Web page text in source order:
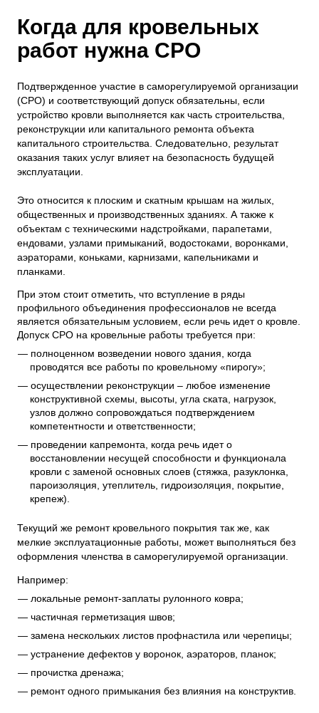
Когда для кровельных
работ нужна СРО
Подтвержденное участие в саморегулируемой организации
(СРО) и соответствующий допуск обязательны, если
устройство кровли выполняется как часть строительства,
реконструкции или капитального ремонта объекта
капитального строительства. Следовательно, результат
оказания таких услуг влияет на безопасность будущей
эксплуатации.
Это относится к плоским и скатным крышам на жилых,
общественных и производственных зданиях. А также к
объектам с техническими надстройками, парапетами,
ендовами, узлами примыканий, водостоками, воронками,
аэраторами, коньками, карнизами, капельниками и
планками.
При этом стоит отметить, что вступление в ряды
профильного объединения профессионалов не всегда
является обязательным условием, если речь идет о кровле.
Допуск СРО на кровельные работы требуется при:
полноценном возведении нового здания, когда
проводятся все работы по кровельному «пирогу»;
осуществлении реконструкции – любое изменение
конструктивной схемы, высоты, угла ската, нагрузок,
узлов должно сопровождаться подтверждением
компетентности и ответственности;
проведении капремонта, когда речь идет о
восстановлении несущей способности и функционала
кровли с заменой основных слоев (стяжка, разуклонка,
пароизоляция, утеплитель, гидроизоляция, покрытие,
крепеж).
Текущий же ремонт кровельного покрытия так же, как
мелкие эксплуатационные работы, может выполняться без
оформления членства в саморегулируемой организации.
Например:
локальные ремонт-заплаты рулонного ковра;
частичная герметизация швов;
замена нескольких листов профнастила или черепицы;
устранение дефектов у воронок, аэраторов, планок;
прочистка дренажа;
ремонт одного примыкания без влияния на конструктив.